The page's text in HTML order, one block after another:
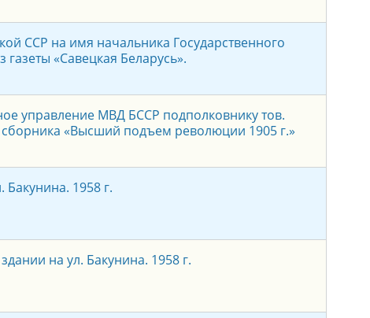
ССР на имя начальника Государственного
«Савецкая Беларусь».
управление МВД БССР подполковнику тов.
«Высший подъем революции 1905 г.»
1958 г.
на ул. Бакунина. 1958 г.